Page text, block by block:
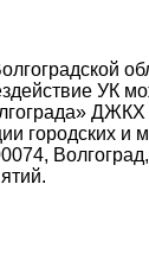
УК
ДЖКХ
городских и